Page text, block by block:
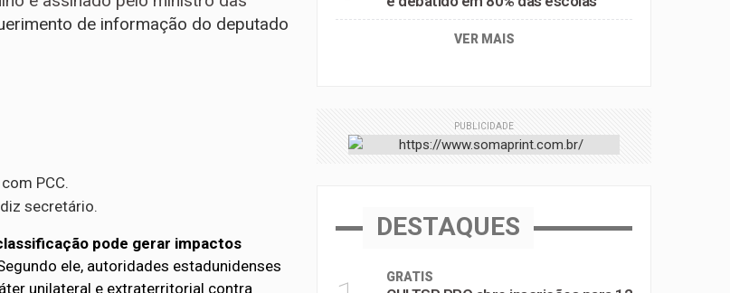
de informação do deputado
PCC.
secretário.
pode gerar impactos
ele, autoridades estadunidenses
unilateral e extraterritorial contra
VER MAIS
PUBLICIDADE
DESTAQUES
GRATIS